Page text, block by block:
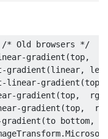
/* Old browsers */
-gradient (top,
-gradient (linear,
-linear-gradient (top
-gradient (top,
-gradient (top,
gradient (to bottom,
.